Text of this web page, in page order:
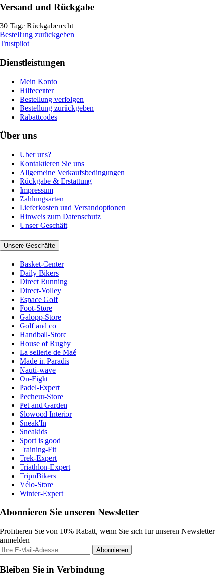
Versand und Rückgabe
30 Tage Rückgaberecht
Bestellung zurückgeben
Trustpilot
Dienstleistungen
Mein Konto
Hilfecenter
Bestellung verfolgen
Bestellung zurückgeben
Rabattcodes
Über uns
Über uns?
Kontaktieren Sie uns
Allgemeine Verkaufsbedingungen
Rückgabe & Erstattung
Impressum
Zahlungsarten
Lieferkosten und Versandoptionen
Hinweis zum Datenschutz
Unser Geschäft
Unsere Geschäfte
Basket-Center
Daily Bikers
Direct Running
Direct-Volley
Espace Golf
Foot-Store
Galopp-Store
Golf and co
Handball-Store
House of Rugby
La sellerie de Maé
Made in Paradis
Nauti-wave
On-Fight
Padel-Expert
Pecheur-Store
Pet and Garden
Slowood Interior
Sneak'In
Sneakids
Sport is good
Training-Fit
Trek-Expert
Triathlon-Expert
TripnBikers
Vélo-Store
Winter-Expert
Abonnieren Sie unseren Newsletter
Profitieren Sie von 10% Rabatt, wenn Sie sich für unseren Newsletter
anmelden
Abonnieren
Bleiben Sie in Verbindung